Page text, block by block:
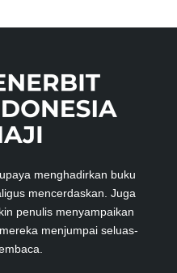
menghadirkan buku
mencerdaskan. Juga
penulis menyampaikan
menjumpai seluas-